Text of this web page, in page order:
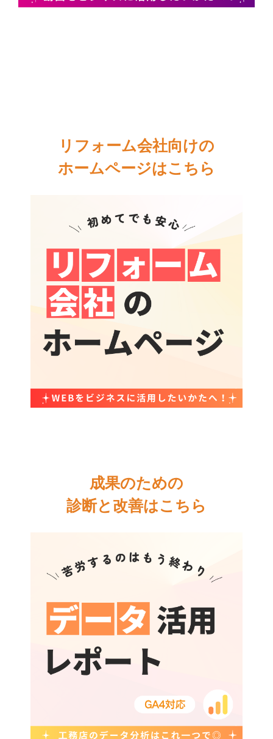
リフォーム会社向けの
ホームページはこちら
成果のための
診断と改善はこちら